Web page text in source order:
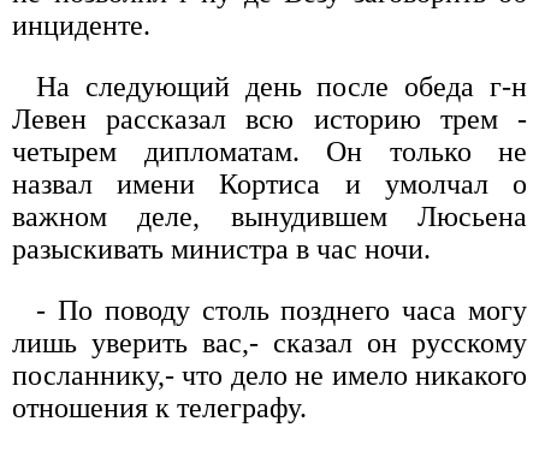
инциденте.
На следующий день после обеда г-н
Левен рассказал всю историю трем -
четырем дипломатам. Он только не
назвал имени Кортиса и умолчал о
важном деле, вынудившем Люсьена
разыскивать министра в час ночи.
- По поводу столь позднего часа могу
лишь уверить вас,- сказал он русскому
посланнику,- что дело не имело никакого
отношения к телеграфу.